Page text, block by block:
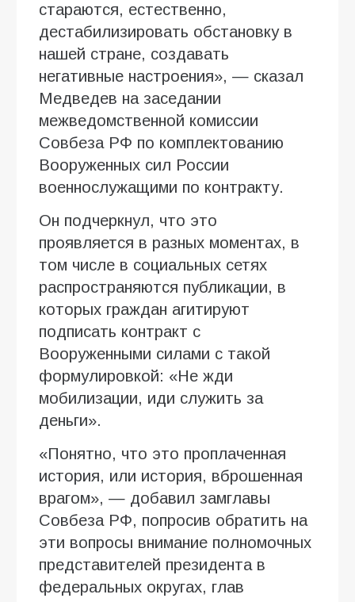
стараются, естественно,
дестабилизировать обстановку в
нашей стране, создавать
негативные настроения», — сказал
Медведев на заседании
межведомственной комиссии
Совбеза РФ по комплектованию
Вооруженных сил России
военнослужащими по контракту.
Он подчеркнул, что это
проявляется в разных моментах, в
том числе в социальных сетях
распространяются публикации, в
которых граждан агитируют
подписать контракт с
Вооруженными силами с такой
формулировкой: «Не жди
мобилизации, иди служить за
деньги».
«Понятно, что это проплаченная
история, или история, вброшенная
врагом», — добавил замглавы
Совбеза РФ, попросив обратить на
эти вопросы внимание полномочных
представителей президента в
федеральных округах, глав